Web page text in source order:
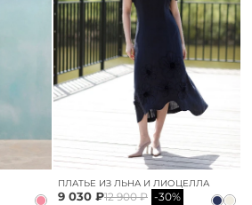
ПЛАТЬЕ ИЗ ЛЬНА И ЛИОЦЕЛЛА
9 030 ₽12 900 ₽ -30%